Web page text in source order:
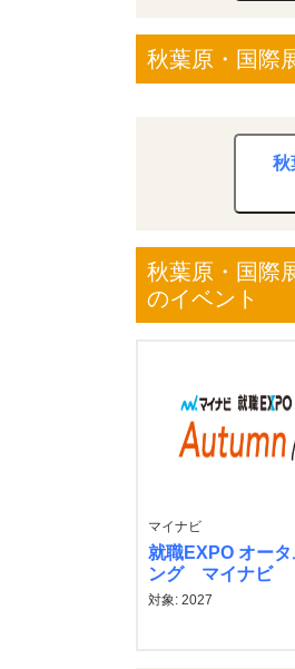
秋葉原・国際
秋
秋葉原・国際
のイベント
マイナビ
就職EXPO オー
ング マイナビ
対象: 2027